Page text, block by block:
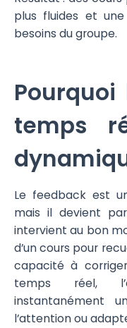
plus fluides et
besoins du groupe.
temps
Le feedback est
mais il devient
intervient au bon
d’un cours pour
capacité à
temps réel,
instantanément
l’attention ou